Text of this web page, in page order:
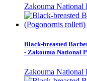
Zakouma
Black-breasted
- Zakouma National
Zakouma